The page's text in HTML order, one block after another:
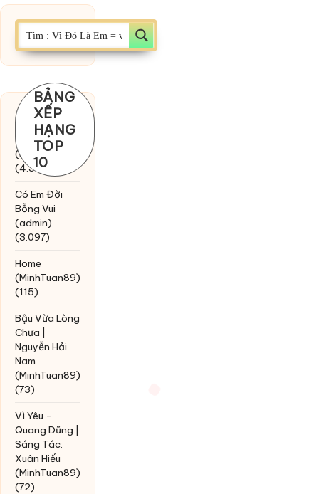
BẢNG
XẾP
HẠNG
TOP
10
Chờ một
tiếng yêu
(MinhTuan89)
(4.393)
Có Em Đời
Bỗng Vui
(admin)
(3.097)
Home
(MinhTuan89)
(115)
Bậu Vừa Lòng
Chưa |
Nguyễn Hải
Nam
(MinhTuan89)
(73)
Vì Yêu -
Quang Dũng |
Sáng Tác:
Xuân Hiếu
(MinhTuan89)
(72)